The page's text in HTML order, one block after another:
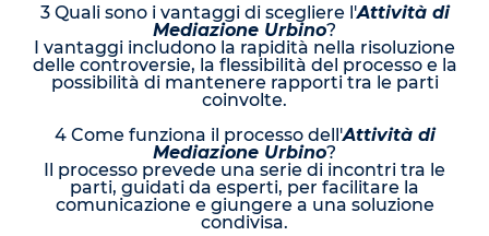
3 Quali sono i vantaggi di scegliere l'Attività di
Mediazione Urbino?
I vantaggi includono la rapidità nella risoluzione
delle controversie, la flessibilità del processo e la
possibilità di mantenere rapporti tra le parti
coinvolte.
4 Come funziona il processo dell'Attività di
Mediazione Urbino?
Il processo prevede una serie di incontri tra le
parti, guidati da esperti, per facilitare la
comunicazione e giungere a una soluzione
condivisa.